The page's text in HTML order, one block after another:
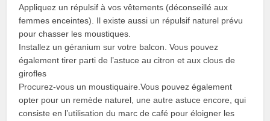
Appliquez un répulsif à vos vêtements (déconseillé aux
femmes enceintes). Il existe aussi un répulsif naturel prévu
pour chasser les moustiques.
Installez un géranium sur votre balcon. Vous pouvez
également tirer parti de l’astuce au citron et aux clous de
girofles
Procurez-vous un moustiquaire.Vous pouvez également
opter pour un remède naturel, une autre astuce encore, qui
consiste en l’utilisation du marc de café pour éloigner les